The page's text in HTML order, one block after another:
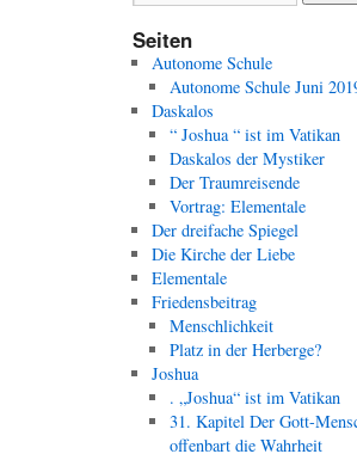
Seiten
Autonome Schule
Autonome Schule Juni
Daskalos
“ Joshua “ ist im Vatikan
Daskalos der Mystiker
Der Traumreisende
Vortrag: Elementale
Der dreifache Spiegel
Die Kirche der Liebe
Elementale
Friedensbeitrag
Menschlichkeit
Platz in der Herberge?
Joshua
. „Joshua“ ist im Vatikan
31. Kapitel Der Gott-
offenbart die Wahrheit